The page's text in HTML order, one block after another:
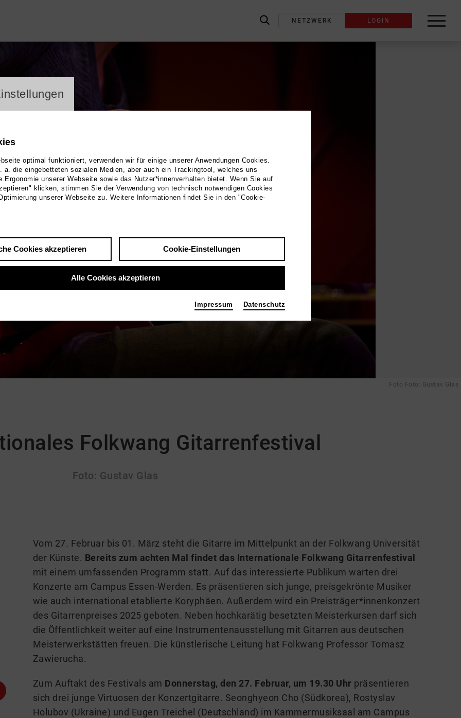
NETZWERK LOGIN
Foto Foto: Gustav Glas
Folkwang Gitarrenfestival
Foto: Gustav Glas
Vom 27. Februar bis 01. März steht die Gitarre im Mittelpunkt an der Folkwang Universität
der Künste. Bereits zum achten Mal findet das Internationale Folkwang Gitarrenfestival
mit einem umfassenden Programm statt. Auf das interessierte Publikum warten drei
Konzerte am Campus Essen-Werden. Es präsentieren sich junge, preisgekrönte Musiker
wie auch international etablierte Koryphäen. Außerdem wird ein Preisträger*innenkonzert
des Gitarrenpreises 2025 geboten. Neben hochkarätig besetzten Meisterkursen darf sich
die Öffentlichkeit weiter auf eine Instrumentenausstellung mit Gitarren aus deutschen
Meisterwerkstätten freuen. Die künstlerische Leitung hat Folkwang Professor Tomasz
Zawierucha.
Zum Auftakt des Festivals am Donnerstag, den 27. Februar, um 19.30 Uhr präsentieren
sich drei junge Virtuosen der Konzertgitarre. Seonghyeon Cho (Südkorea), Rostyslav
Holubov (Ukraine) und Eugen Treichel (Deutschland) im Kammermusiksaal am Campus
optimal funktioniert, verwenden wir für einige unserer Anwendungen Cookies.
a. die eingebetteten sozialen Medien, aber auch ein Trackingtool, welches uns
Ergonomie unserer Webseite sowie das Nutzer*innenverhalten bietet. Wenn Sie auf
klicken, stimmen Sie der Verwendung von technisch notwendigen Cookies
unserer Webseite zu. Weitere Informationen findet Sie in den "Cookie-
Cookies akzeptieren Cookie-Einstellungen
Alle Cookies akzeptieren
Impressum Datenschutz